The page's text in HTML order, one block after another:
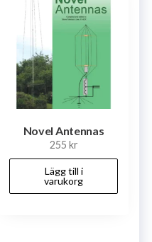
Novel Antennas
255 kr
Lägg till i
varukorg